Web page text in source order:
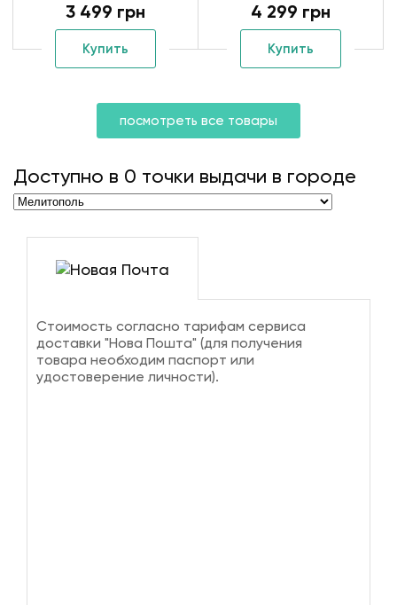
3 499 грн
Купить
4 299 грн
Купить
посмотреть все товары
Доступно в 0 точки выдачи в городе
Стоимость согласно тарифам сервиса
доставки "Нова Пошта" (для получения
товара необходим паспорт или
удостоверение личности).